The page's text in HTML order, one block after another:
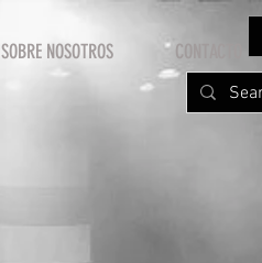
SOBRE NOSOTROS CONTACTO